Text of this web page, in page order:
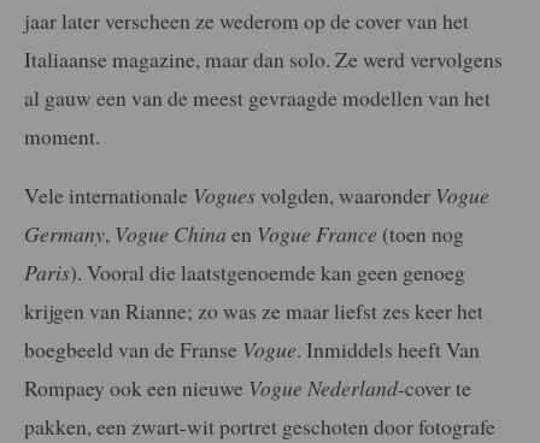
jaar later verscheen ze wederom op de cover van het
Italiaanse magazine, maar dan solo. Ze werd vervolgens
al gauw een van de meest gevraagde modellen van het
moment.
Vele internationale Voguesvolgden, waaronder Vogue
Germany, Vogue China en Vogue France (toen nog
Paris). Vooral die laatstgenoemde kan geen genoeg
krijgen van Rianne; zo was ze maar liefst zes keer het
boegbeeld van de Franse Vogue. Inmiddels heeft Van
Rompaey ook een nieuwe Vogue Nederland-cover te
pakken, een zwart-wit portret geschoten door fotografe